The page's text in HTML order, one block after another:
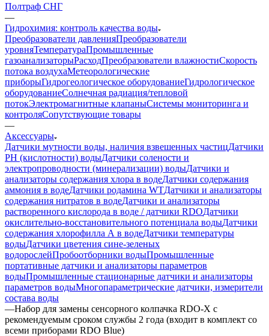
Полтраф СНГ
—
Гидрохимия: контроль качества воды
Преобразователи давленияПреобразователи
уровняТемператураПромышленные
газоанализаторыРасходПреобразователи влажностиСкорость
потока воздухаМетеорологические
приборыГидрогеологическое оборудованиеГидрологическое
оборудованиеСолнечная радиация/тепловой
потокЭлектромагнитные клапаныСистемы мониторинга и
контроляСопутствующие товары
—
Аксессуары
Датчики мутности воды, наличия взвешенных частицДатчики
PH (кислотности) водыДатчики солености и
электропроводности (минерализации) водыДатчики и
анализаторы содержания хлора в водеДатчики содержания
аммония в водеДатчики родамина WTДатчики и анализаторы
содержания нитратов в водеДатчики и анализаторы
растворенного кислорода в воде / датчики RDOДатчики
окислительно-восстановительного потенциала водыДатчики
содержания хлорофилла А в водеДатчики температуры
водыДатчики цветения сине-зеленых
водорослейПробоотборники водыПромышленные
портативные датчики и анализаторы параметров
водыПромышленные стационарные датчики и анализаторы
параметров водыМногопараметрические датчики, измерители
состава воды
—Набор для замены сенсорного колпачка RDO-X с
рекомендуемым сроком службы 2 года (входит в комплект со
всеми приборами RDO Bluе)